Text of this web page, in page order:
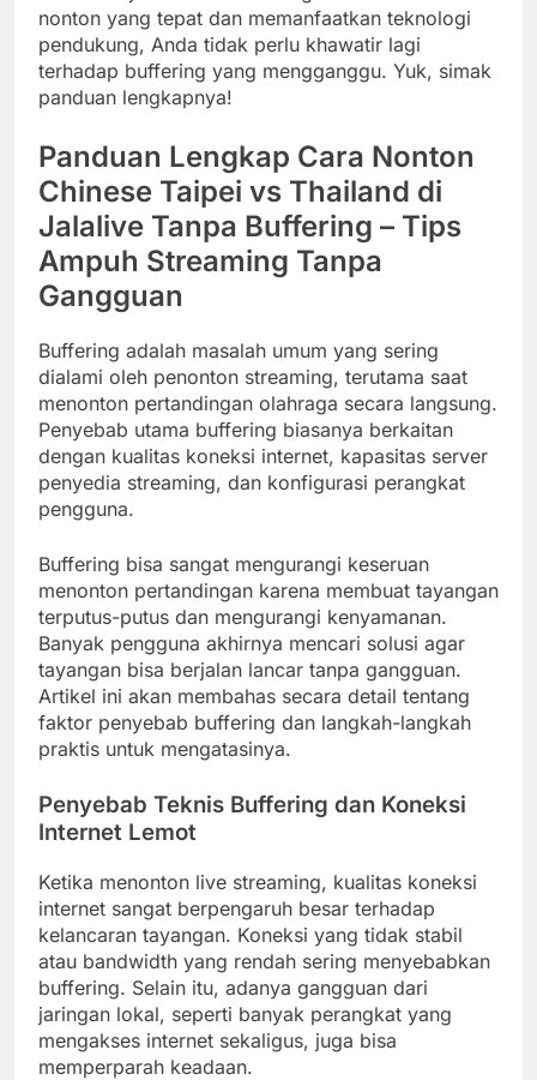
nonton yang tepat dan memanfaatkan teknologi
pendukung, Anda tidak perlu khawatir lagi
terhadap buffering yang mengganggu. Yuk, simak
panduan lengkapnya!
Panduan Lengkap Cara Nonton
Chinese Taipei vs Thailand di
Jalalive Tanpa Buffering – Tips
Ampuh Streaming Tanpa
Gangguan
Buffering adalah masalah umum yang sering
dialami oleh penonton streaming, terutama saat
menonton pertandingan olahraga secara langsung.
Penyebab utama buffering biasanya berkaitan
dengan kualitas koneksi internet, kapasitas server
penyedia streaming, dan konfigurasi perangkat
pengguna.
Buffering bisa sangat mengurangi keseruan
menonton pertandingan karena membuat tayangan
terputus-putus dan mengurangi kenyamanan.
Banyak pengguna akhirnya mencari solusi agar
tayangan bisa berjalan lancar tanpa gangguan.
Artikel ini akan membahas secara detail tentang
faktor penyebab buffering dan langkah-langkah
praktis untuk mengatasinya.
Penyebab Teknis Buffering dan Koneksi
Internet Lemot
Ketika menonton live streaming, kualitas koneksi
internet sangat berpengaruh besar terhadap
kelancaran tayangan. Koneksi yang tidak stabil
atau bandwidth yang rendah sering menyebabkan
buffering. Selain itu, adanya gangguan dari
jaringan lokal, seperti banyak perangkat yang
mengakses internet sekaligus, juga bisa
memperparah keadaan.